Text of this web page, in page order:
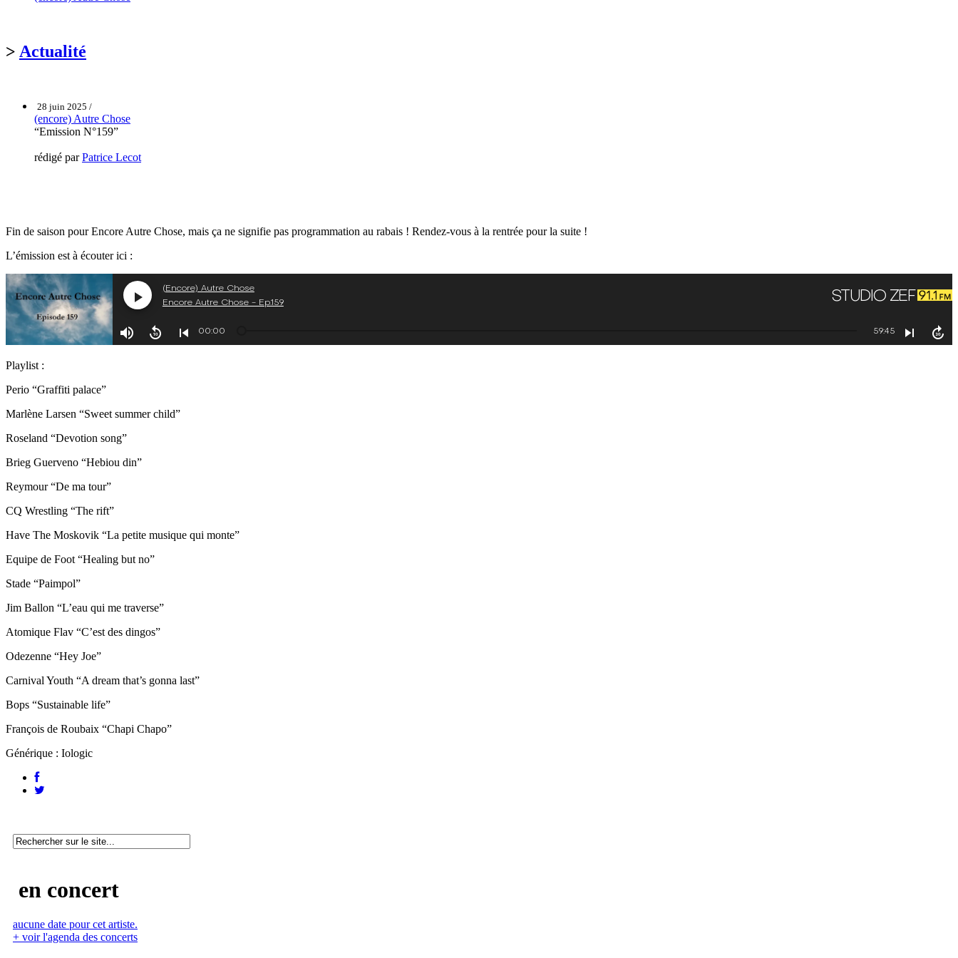
> Actualité
28 juin 2025 /
(encore) Autre Chose
“Emission N°159”
rédigé parPatrice Lecot
Fin de saison pour Encore Autre Chose, mais ça ne signifie pas programmation au rabais ! Rendez-vous à la rentrée pour la suite !
L’émission est à écouter ici :
Playlist :
Perio “Graffiti palace”
Marlène Larsen “Sweet summer child”
Roseland “Devotion song”
Brieg Guerveno “Hebiou din”
Reymour “De ma tour”
CQ Wrestling “The rift”
Have The Moskovik “La petite musique qui monte”
Equipe de Foot “Healing but no”
Stade “Paimpol”
Jim Ballon “L’eau qui me traverse”
Atomique Flav “C’est des dingos”
Odezenne “Hey Joe”
Carnival Youth “A dream that’s gonna last”
Bops “Sustainable life”
François de Roubaix “Chapi Chapo”
Générique : Iologic
en concert
aucune date pour cet artiste.
+ voir l'agenda des concerts